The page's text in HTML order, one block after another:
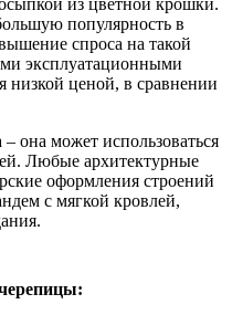
популярность в
спроса на такой
эксплуатационными
низкой ценой, в сравнении
она может использоваться
Любые архитектурные
оформления строений
с мягкой кровлей,